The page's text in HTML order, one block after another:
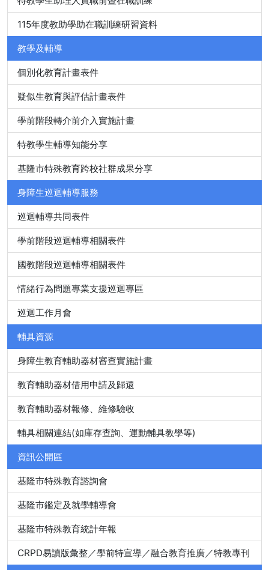
115年度教助學助在職訓練研習資料
教學及輔導
個別化教育計畫表件
疑似生教育與評估計畫表件
學前階段轉介前介入實施計畫
特教學生輔導知能分享
基隆市特殊教育跨校社群成果分享
身障生巡迴輔導服務
巡迴輔導共同表件
學前階段巡迴輔導相關表件
國教階段巡迴輔導相關表件
情緒行為問題專業支援巡迴專區
巡迴工作月會
輔具資源
身障生教育輔助器材審查實施計畫
教育輔助器材借用申請及歸還
教育輔助器材報修、維修驗收
輔具相關連結(如庫存查詢、運動輔具教學等)
資訊公開區
基隆市特殊教育諮詢會
基隆市鑑定及就學輔導會
基隆市特殊教育統計年報
CRPD易讀版彙整／學前特宣導／融合教育推廣／特教專刊